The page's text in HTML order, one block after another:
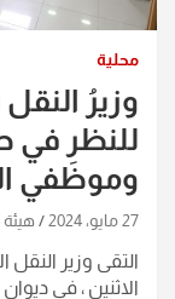
محلية
وزيرُ
للنظرِ في
وموظفي
27 مايو، 2024 هيئة
التقى وزير النقل
الاثنين ، في